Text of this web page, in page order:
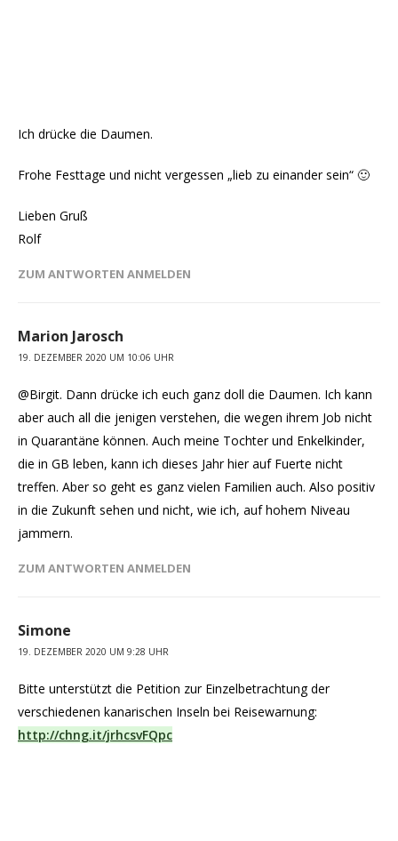
Ich drücke die Daumen.
Frohe Festtage und nicht vergessen „lieb zu einander sein“ 🙂
Lieben Gruß
Rolf
ZUM ANTWORTEN ANMELDEN
Marion Jarosch
19. DEZEMBER 2020 UM 10:06 UHR
@Birgit. Dann drücke ich euch ganz doll die Daumen. Ich kann
aber auch all die jenigen verstehen, die wegen ihrem Job nicht
in Quarantäne können. Auch meine Tochter und Enkelkinder,
die in GB leben, kann ich dieses Jahr hier auf Fuerte nicht
treffen. Aber so geht es ganz vielen Familien auch. Also positiv
in die Zukunft sehen und nicht, wie ich, auf hohem Niveau
jammern.
ZUM ANTWORTEN ANMELDEN
Simone
19. DEZEMBER 2020 UM 9:28 UHR
Bitte unterstützt die Petition zur Einzelbetrachtung der
verschiedenen kanarischen Inseln bei Reisewarnung:
http://chng.it/jrhcsvFQpc